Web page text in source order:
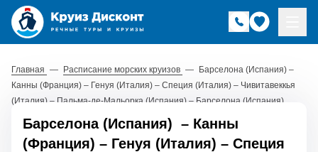
Главная — Расписание морских круизов — Барселона (Испания) –
Канны (Франция) – Генуя (Италия) – Специя (Италия) – Чивитавеккья
(Италия) – Пальма-де-Мальорка (Испания) – Барселона (Испания)
Барселона (Испания) – Канны
(Франция) – Генуя (Италия) – Специя